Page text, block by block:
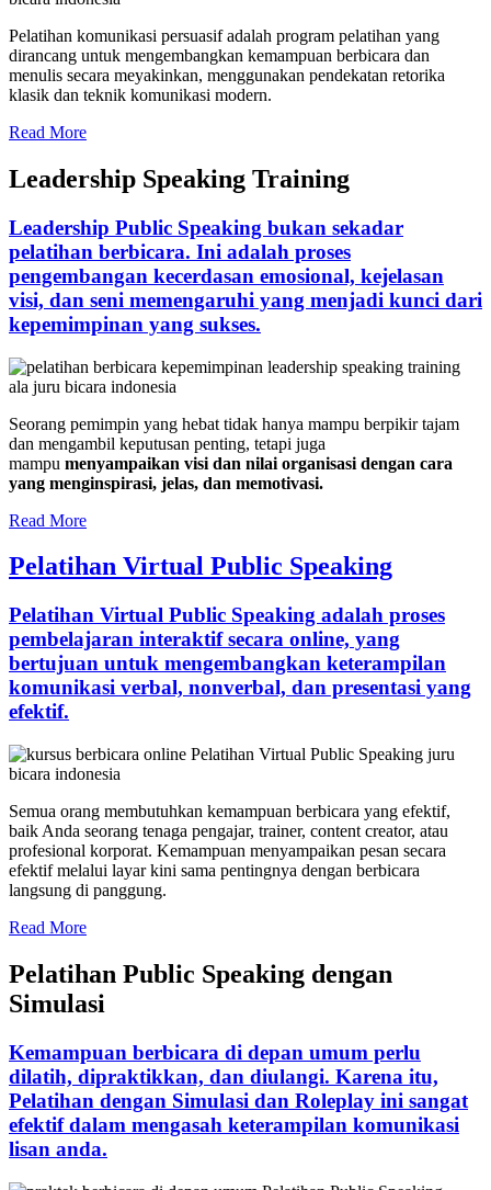
Pelatihan komunikasi persuasif adalah program pelatihan yang
dirancang untuk mengembangkan kemampuan berbicara dan
menulis secara meyakinkan, menggunakan pendekatan retorika
klasik dan teknik komunikasi modern.
Read More
Leadership Speaking Training
Leadership Public Speaking bukan sekadar
pelatihan berbicara. Ini adalah proses
pengembangan kecerdasan emosional, kejelasan
visi, dan seni memengaruhi yang menjadi kunci dari
kepemimpinan yang sukses.
Seorang pemimpin yang hebat tidak hanya mampu berpikir tajam
dan mengambil keputusan penting, tetapi juga
mampu menyampaikan visi dan nilai organisasi dengan cara
yang menginspirasi, jelas, dan memotivasi.
Read More
Pelatihan Virtual Public Speaking
Pelatihan Virtual Public Speaking adalah proses
pembelajaran interaktif secara online, yang
bertujuan untuk mengembangkan keterampilan
komunikasi verbal, nonverbal, dan presentasi yang
efektif.
Semua orang membutuhkan kemampuan berbicara yang efektif,
baik Anda seorang tenaga pengajar, trainer, content creator, atau
profesional korporat. Kemampuan menyampaikan pesan secara
efektif melalui layar kini sama pentingnya dengan berbicara
langsung di panggung.
Read More
Pelatihan Public Speaking dengan
Simulasi
Kemampuan berbicara di depan umum perlu
dilatih, dipraktikkan, dan diulangi. Karena itu,
Pelatihan dengan Simulasi dan Roleplay ini sangat
efektif dalam mengasah keterampilan komunikasi
lisan anda.